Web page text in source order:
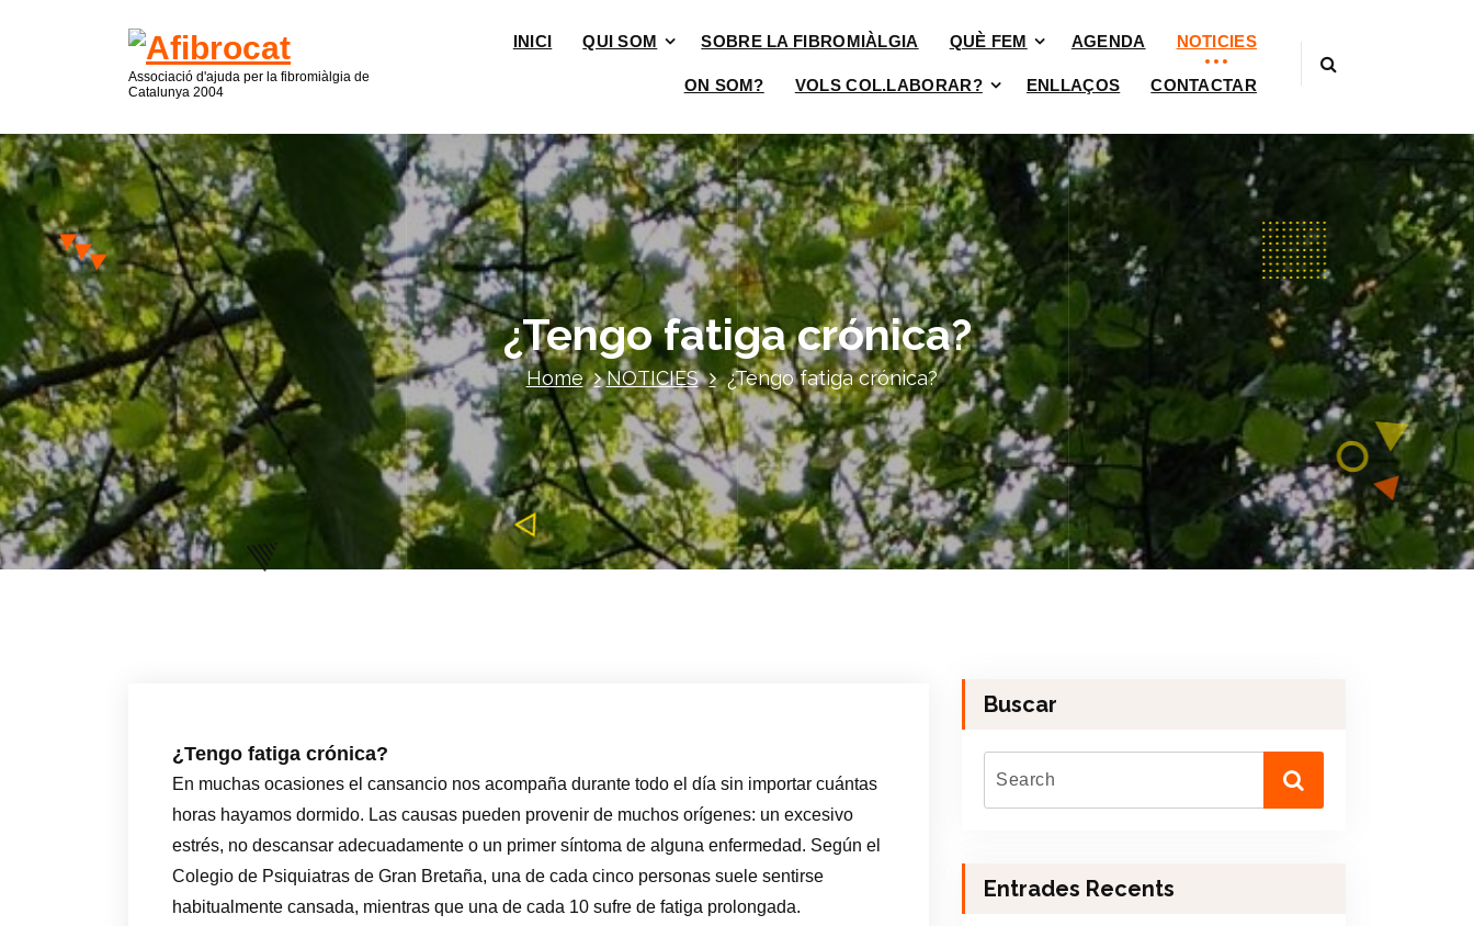
Associació d'ajuda per la fibromiàlgia de
Catalunya 2004
INICI QUI SOM SOBRE LA FIBROMIÀLGIA QUÈ FEM AGENDA NOTICIES
ON SOM? VOLS COL.LABORAR? ENLLAÇOS CONTACTAR
¿Tengo fatiga crónica?
Home NOTICIES ¿Tengo fatiga crónica?
¿Tengo fatiga crónica?
En muchas ocasiones el cansancio nos acompaña durante todo el día sin importar cuántas
horas hayamos dormido. Las causas pueden provenir de muchos orígenes: un excesivo
estrés, no descansar adecuadamente o un primer síntoma de alguna enfermedad. Según el
Colegio de Psiquiatras de Gran Bretaña, una de cada cinco personas suele sentirse
habitualmente cansada, mientras que una de cada 10 sufre de fatiga prolongada.
Buscar
Entrades Recents